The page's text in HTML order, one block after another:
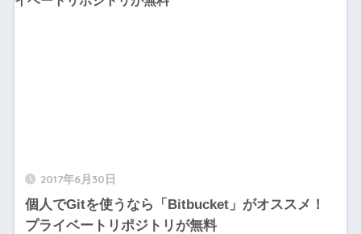
2017年6月30日
個人でGitを使うなら「Bitbucket」がオススメ！
プライベートリポジトリが無料